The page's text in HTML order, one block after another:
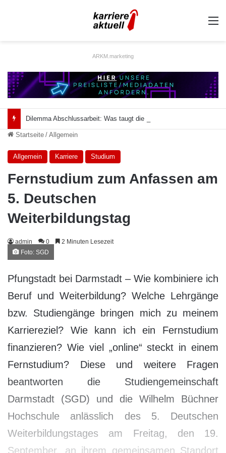
ARKM.marketing
Startseite / Allgemein
Allgemein Karriere Studium
Fernstudium zum Anfassen am
5. Deutschen
Weiterbildungstag
admin 0 2 Minuten Lesezeit
Foto: SGD
Pfungstadt bei Darmstadt – Wie kombiniere ich
Beruf und Weiterbildung? Welche Lehrgänge
bzw. Studiengänge bringen mich zu meinem
Karriereziel? Wie kann ich ein Fernstudium
finanzieren? Wie viel „online“ steckt in einem
Fernstudium? Diese und weitere Fragen
beantworten die Studiengemeinschaft
Darmstadt (SGD) und die Wilhelm Büchner
Hochschule anlässlich des 5. Deutschen
Weiterbildungstages am Freitag, den 19.
September, an ihrem gemeinsamen Standort